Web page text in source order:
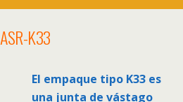
ASR-K33
El empaque tipo K33 es
una junta de vástago